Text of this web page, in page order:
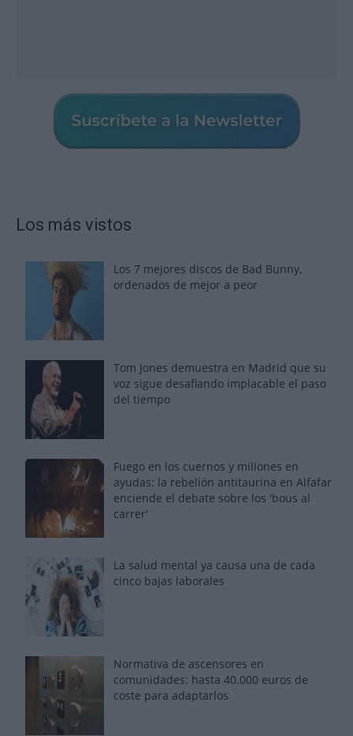
Los más vistos
Los 7 mejores discos de Bad Bunny,
ordenados de mejor a peor
Tom Jones demuestra en Madrid que su
voz sigue desafiando implacable el paso
del tiempo
Fuego en los cuernos y millones en
ayudas: la rebelión antitaurina en Alfafar
enciende el debate sobre los 'bous al
carrer'
La salud mental ya causa una de cada
cinco bajas laborales
Normativa de ascensores en
comunidades: hasta 40.000 euros de
coste para adaptarlos